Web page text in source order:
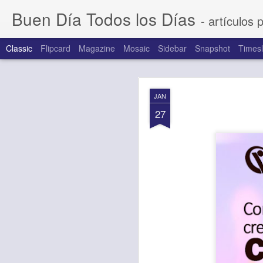
JAN
27
Buen Día Todos los Días - artículos
Classic Flipcard Magazine Mosaic Sidebar Snapshot